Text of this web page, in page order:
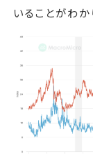
いることがわか